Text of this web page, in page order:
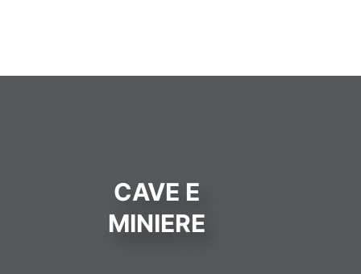
CAVE E
MINIERE